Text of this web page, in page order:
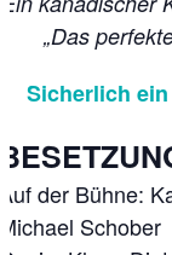
„Das
Sicherlich
Auf der Bühne:
Michael Schober